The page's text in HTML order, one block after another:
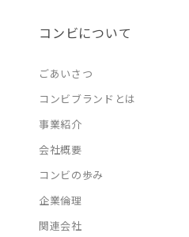
コンビについて
ごあいさつ
コンビブランドとは
事業紹介
会社概要
コンビの歩み
企業倫理
関連会社